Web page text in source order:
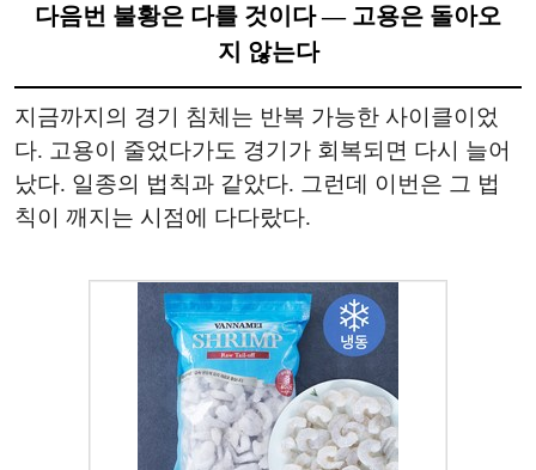
다음번 불황은 다를 것이다 — 고용은 돌아오
지 않는다
지금까지의 경기 침체는 반복 가능한 사이클이었
다. 고용이 줄었다가도 경기가 회복되면 다시 늘어
났다. 일종의 법칙과 같았다. 그런데 이번은 그 법
칙이 깨지는 시점에 다다랐다.